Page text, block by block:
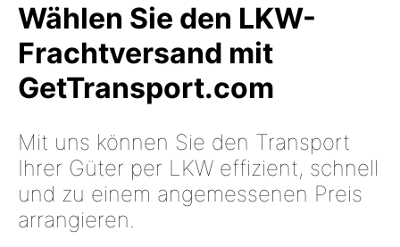
Wählen Sie den LKW-
Frachtversand mit
GetTransport.com
Mit uns können Sie den Transport
Ihrer Güter per LKW effizient, schnell
und zu einem angemessenen Preis
arrangieren.